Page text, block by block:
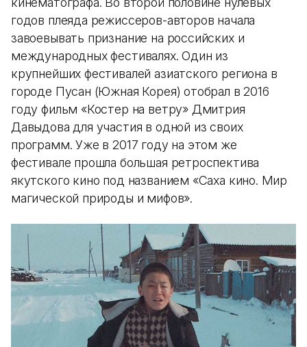
годов плеяда режиссеров-авторов начала
завоевывать признание на российских и
международных фестивалях. Один из
крупнейших фестивалей азиатского региона в
городе Пусан (Южная Корея) отобрал в 2016
году фильм «Костер на ветру» Дмитрия
Давыдова для участия в одной из своих
программ. Уже в 2017 году на этом же
фестивале прошла большая ретроспектива
якутского кино под названием «Саха кино. Мир
магической природы и мифов».